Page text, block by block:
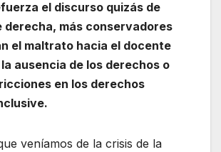
el discurso quizás de
derecha, más conservadores
el maltrato hacia el docente
ausencia de los derechos o
en los derechos
veníamos de la crisis de la